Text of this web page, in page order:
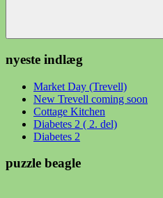
Søg
nyeste indlæg
Market Day (Trevell)
New Trevell coming soon
Cottage Kitchen
Diabetes 2 ( 2. del)
Diabetes 2
puzzle beagle